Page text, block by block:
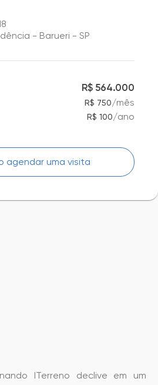
- Barueri - SP
R$ 564.000
R$ 750/mês
R$ 100/ano
agendar uma visita
ITerreno declive em um